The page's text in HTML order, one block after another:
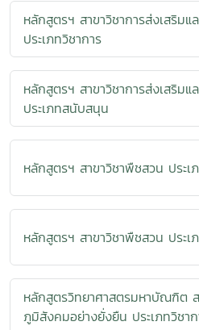
หลักสูตรฯ สาขาวิชาการส่งเสริมแ
ประเภทวิชาการ
หลักสูตรฯ สาขาวิชาการส่งเสริมแ
ประเภทสนับสนุน
หลักสูตรฯ สาขาวิชาพืชสวน ประเ
หลักสูตรฯ สาขาวิชาพืชสวน ประ
หลักสูตรวิทยาศาสตรมหาบัณฑิต
ภูมิสังคมอย่างยั่งยืน ประเภทวิชา